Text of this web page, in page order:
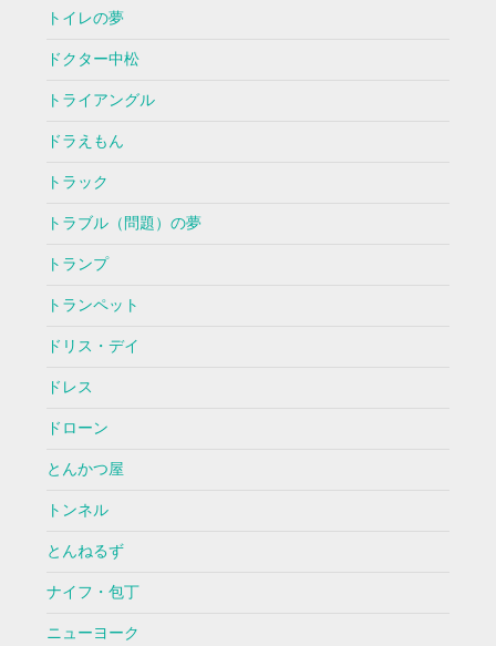
トイレの夢
ドクター中松
トライアングル
ドラえもん
トラック
トラブル（問題）の夢
トランプ
トランペット
ドリス・デイ
ドレス
ドローン
とんかつ屋
トンネル
とんねるず
ナイフ・包丁
ニューヨーク